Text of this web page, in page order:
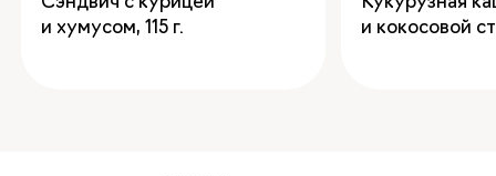
и хумусом,115
и кокосовой